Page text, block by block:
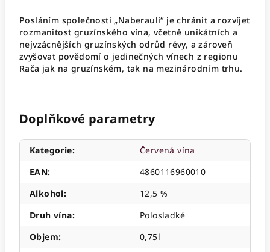
Posláním společnosti „Naberauli“ je chránit a rozvíjet
rozmanitost gruzínského vína, včetně unikátních a
nejvzácnějších gruzínských odrůd révy, a zároveň
zvyšovat povědomí o jedinečných vínech z regionu
Rača jak na gruzínském, tak na mezinárodním trhu.
Doplňkové parametry
Kategorie:
Červená vína
EAN:
4860116960010
Alkohol:
12,5 %
Druh vína:
Polosladké
Objem:
0,75l